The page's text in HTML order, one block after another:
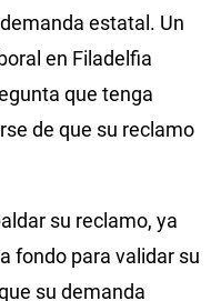
estatal. Un
en Filadelfia
que tenga
de que su reclamo
su reclamo, ya
fondo para validar su
su demanda